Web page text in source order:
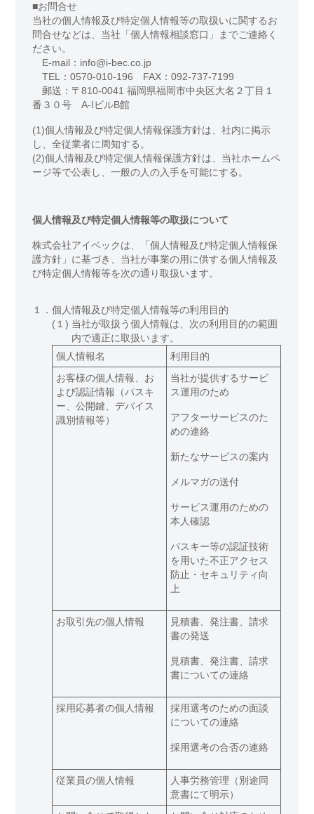
■お問合せ
当社の個人情報及び特定個人情報等の取扱いに関するお
問合せなどは、当社「個人情報相談窓口」までご連絡く
ださい。
E-mail：info@i-bec.co.jp
TEL：0570-010-196 FAX：092-737-7199
郵送：〒810-0041 福岡県福岡市中央区大名２丁目１
番３０号 A-IビルB館
(1)個人情報及び特定個人情報保護方針は、社内に掲示
し、全従業者に周知する。
(2)個人情報及び特定個人情報保護方針は、当社ホームペ
ージ等で公表し、一般の人の入手を可能にする。
個人情報及び特定個人情報等の取扱について
株式会社アイベックは、「個人情報及び特定個人情報保
護方針」に基づき、当社が事業の用に供する個人情報及
び特定個人情報等を次の通り取扱います。
１．個人情報及び特定個人情報等の利用目的
(１) 当社が取扱う個人情報は、次の利用目的の範囲
内で適正に取扱います。
個人情報名
利用目的
お客様の個人情報、お
よび認証情報（パスキ
ー、公開鍵、デバイス
識別情報等）
当社が提供するサービ
ス運用のため
アフターサービスのた
めの連絡
新たなサービスの案内
メルマガの送付
サービス運用のための
本人確認
パスキー等の認証技術
を用いた不正アクセス
防止・セキュリティ向
上
お取引先の個人情報
見積書、発注書、請求
書の発送
見積書、発注書、請求
書についての連絡
採用応募者の個人情報
採用選考のための面談
についての連絡
採用選考の合否の連絡
従業員の個人情報
人事労務管理（別途同
意書にて明示）